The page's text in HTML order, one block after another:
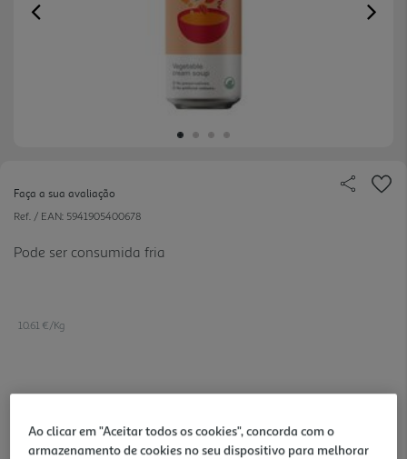
Previous
Faça a sua avaliação
Ref. / EAN: 5941905400678
Pode ser consumida fria
10.61 €/Kg
3,29 €
Notas de preparação
Ao clicar em "Aceitar todos os cookies", concorda com o
armazenamento de cookies no seu dispositivo para melhorar